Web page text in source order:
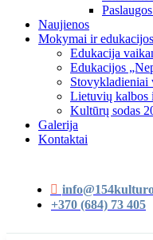
Naujienos
Mokymai ir edukacijos
Edukacija
Edukacijos
Stovykladieniai
Lietuvių kalbos
Kultūrų sodas
Galerija
Kontaktai
+370 (684) 73 405